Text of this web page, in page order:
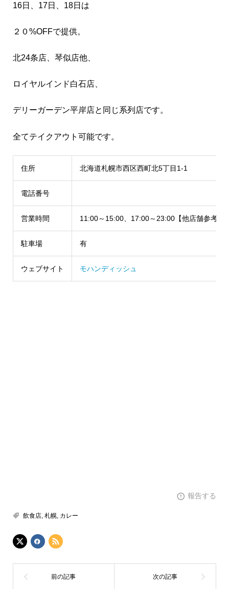
16日、17日、18日は
２０%OFFで提供。
北24条店、琴似店他、
ロイヤルインド白石店、
デリーガーデン平岸店と同じ系列店です。
全てテイクアウト可能です。
住所 北海道札幌市西区西町北5丁目1-1
電話番号
営業時間 11:00～15:00、17:00～23:00【他店舗参考】
駐車場 有
ウェブサイト モハンディッシュ
報告する
飲食店, 札幌, カレー